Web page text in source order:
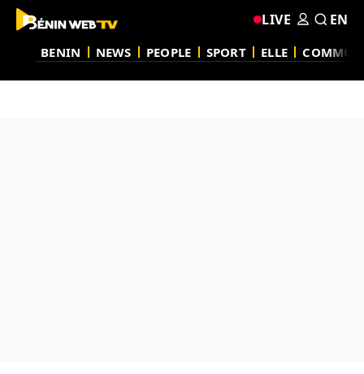
BENIN NEWS PEOPLE SPORT ELLE
LIVE EN